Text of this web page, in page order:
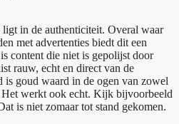
in de authenticiteit. Overal waar
met advertenties biedt dit een
content die niet is gepolijst door
rauw, echt en direct van de
is goud waard in de ogen van zowel
werkt ook echt. Kijk bijvoorbeeld
is niet zomaar tot stand gekomen.